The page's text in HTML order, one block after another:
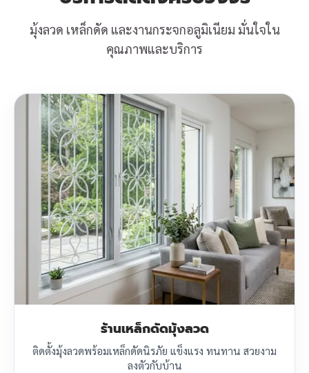
มุ้งลวด เหล็กดัด และงานกระจกอลูมิเนียม มั่นใจใน
คุณภาพและบริการ
ร้านเหล็กดัดมุ้งลวด
ติดตั้งมุ้งลวดพร้อมเหล็กดัดนิรภัย แข็งแรง ทนทาน สวยงาม
ลงตัวกับบ้าน